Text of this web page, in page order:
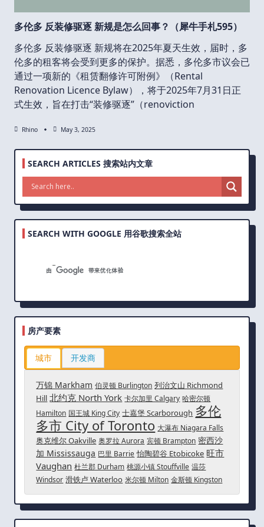
多伦多 反装修驱逐 新规是怎么回事？（犀牛手札595）
多伦多 反装修驱逐 新规将在2025年夏天生效，届时，多
伦多的租客将会受到更多的保护。据悉，多伦多市议会已
通过一项新的《租赁翻修许可附例》（Rental
Renovation Licence Bylaw），将于2025年7月31日正
式生效，旨在打击“装修驱逐”（renoviction
Rhino May 3, 2025
SEARCH ARTICLES 搜索站内文章
SEARCH WITH GOOGLE 用谷歌搜索全站
房产要素
城市 开发商
万锦 Markham 伯灵顿 Burlington 列治文山 Richmond
Hill 北约克 North York 卡尔加里 Calgary 哈密尔顿
Hamilton 国王城 King City 士嘉堡 Scarborough 多伦
多市 City of Toronto 大瀑布 Niagara Falls
奥克维尔 Oakville 奥罗拉 Aurora 宾顿 Brampton 密西沙
加 Mississauga 巴里 Barrie 怡陶碧谷 Etobicoke 旺市
Vaughan 杜兰郡 Durham 桃源小镇 Stouffville 温莎
Windsor 滑铁卢 Waterloo 米尔顿 Milton 金斯顿 Kingston